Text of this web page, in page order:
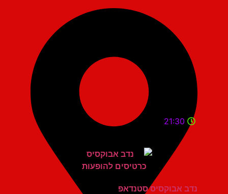
21:30
נדב אבוקסיס סטנדאפ